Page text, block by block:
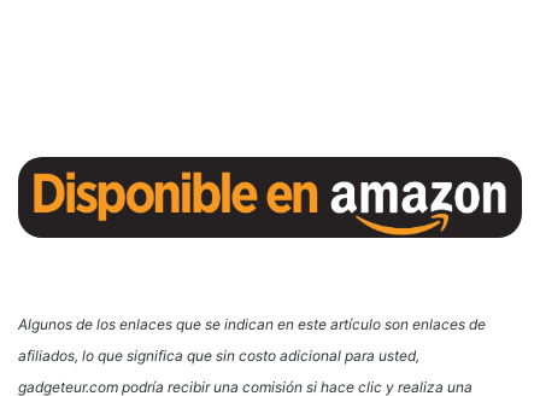
Algunos de los enlaces que se indican en este artículo son enlaces de
afiliados, lo que significa que sin costo adicional para usted,
gadgeteur.com podría recibir una comisión si hace clic y realiza una